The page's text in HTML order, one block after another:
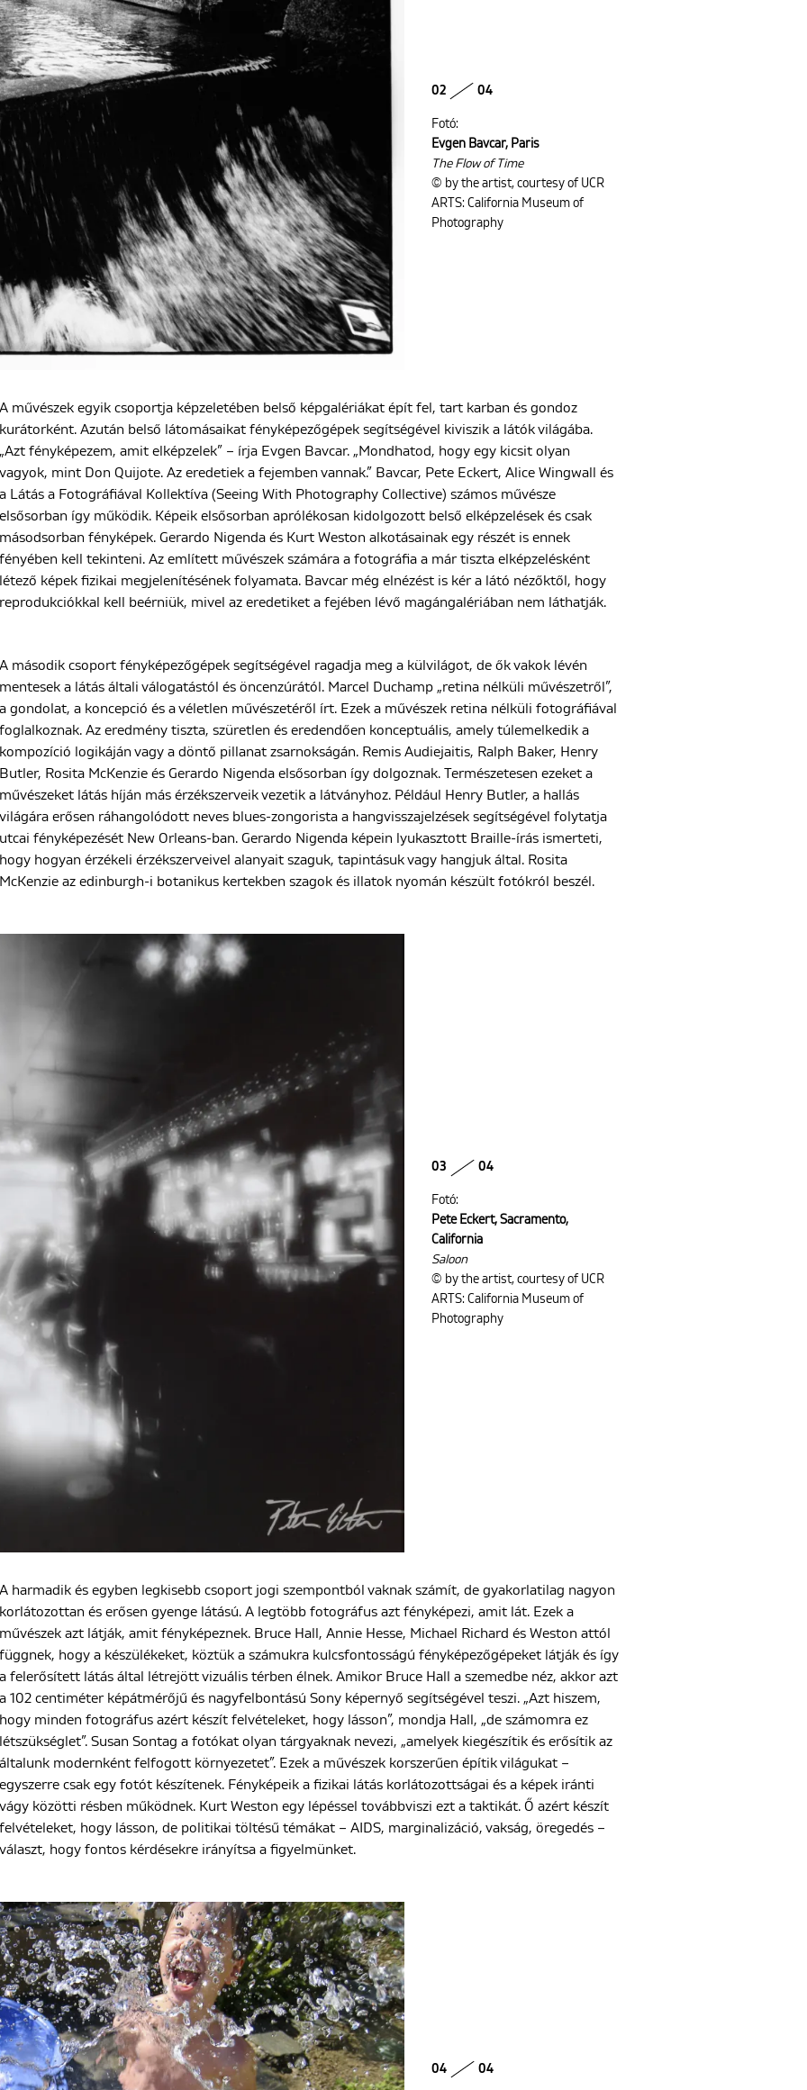
02 04
Fotó:
Evgen Bavcar, Paris
The Flow of Time
© by the artist, courtesy of UCR
ARTS: California Museum of
Photography
A művészek egyik csoportja képzeletében belső képgalériákat épít fel, tart karban és gondoz
kurátorként. Azután belső látomásaikat fényképezőgépek segítségével kiviszik a látók világába.
„Azt fényképezem, amit elképzelek” – írja Evgen Bavcar. „Mondhatod, hogy egy kicsit olyan
vagyok, mint Don Quijote. Az eredetiek a fejemben vannak.” Bavcar, Pete Eckert, Alice Wingwall és
a Látás a Fotográfiával Kollektíva (Seeing With Photography Collective) számos művésze
elsősorban így működik. Képeik elsősorban aprólékosan kidolgozott belső elképzelések és csak
másodsorban fényképek. Gerardo Nigenda és Kurt Weston alkotásainak egy részét is ennek
fényében kell tekinteni. Az említett művészek számára a fotográfia a már tiszta elképzelésként
létező képek fizikai megjelenítésének folyamata. Bavcar még elnézést is kér a látó nézőktől, hogy
reprodukciókkal kell beérniük, mivel az eredetiket a fejében lévő magángalériában nem láthatják.
A második csoport fényképezőgépek segítségével ragadja meg a külvilágot, de ők vakok lévén
mentesek a látás általi válogatástól és öncenzúrától. Marcel Duchamp „retina nélküli művészetről”,
a gondolat, a koncepció és a véletlen művészetéről írt. Ezek a művészek retina nélküli fotográfiával
foglalkoznak. Az eredmény tiszta, szüretlen és eredendően konceptuális, amely túlemelkedik a
kompozíció logikáján vagy a döntő pillanat zsarnokságán. Remis Audiejaitis, Ralph Baker, Henry
Butler, Rosita McKenzie és Gerardo Nigenda elsősorban így dolgoznak. Természetesen ezeket a
művészeket látás híján más érzékszerveik vezetik a látványhoz. Például Henry Butler, a hallás
világára erősen ráhangolódott neves blues-zongorista a hangvisszajelzések segítségével folytatja
utcai fényképezését New Orleans-ban. Gerardo Nigenda képein lyukasztott Braille-írás ismerteti,
hogy hogyan érzékeli érzékszerveivel alanyait szaguk, tapintásuk vagy hangjuk által. Rosita
McKenzie az edinburgh-i botanikus kertekben szagok és illatok nyomán készült fotókról beszél.
03 04
Fotó:
Pete Eckert, Sacramento,
California
Saloon
© by the artist, courtesy of UCR
ARTS: California Museum of
Photography
A harmadik és egyben legkisebb csoport jogi szempontból vaknak számít, de gyakorlatilag nagyon
korlátozottan és erősen gyenge látású. A legtöbb fotográfus azt fényképezi, amit lát. Ezek a
művészek azt látják, amit fényképeznek. Bruce Hall, Annie Hesse, Michael Richard és Weston attól
függnek, hogy a készülékeket, köztük a számukra kulcsfontosságú fényképezőgépeket látják és így
a felerősített látás által létrejött vizuális térben élnek. Amikor Bruce Hall a szemedbe néz, akkor azt
a 102 centiméter képátmérőjű és nagyfelbontású Sony képernyő segítségével teszi. „Azt hiszem,
hogy minden fotográfus azért készít felvételeket, hogy lásson”, mondja Hall, „de számomra ez
létszükséglet”. Susan Sontag a fotókat olyan tárgyaknak nevezi, „amelyek kiegészítik és erősítik az
általunk modernként felfogott környezetet”. Ezek a művészek korszerűen építik világukat –
egyszerre csak egy fotót készítenek. Fényképeik a fizikai látás korlátozottságai és a képek iránti
vágy közötti résben működnek. Kurt Weston egy lépéssel továbbviszi ezt a taktikát. Ő azért készít
felvételeket, hogy lásson, de politikai töltésű témákat – AIDS, marginalizáció, vakság, öregedés –
választ, hogy fontos kérdésekre irányítsa a figyelmünket.
04 04